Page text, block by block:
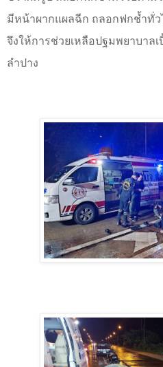
มีหน้าผากแผลฉีก ถลอกฟกช้ำทั่ว
จึงให้การช่วยเหลือปฐมพยาบาล
ลำปาง